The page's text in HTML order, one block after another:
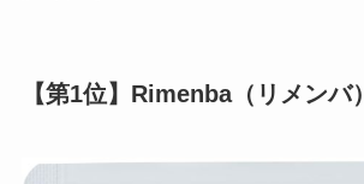
【第1位】Rimenba（リメンバ）